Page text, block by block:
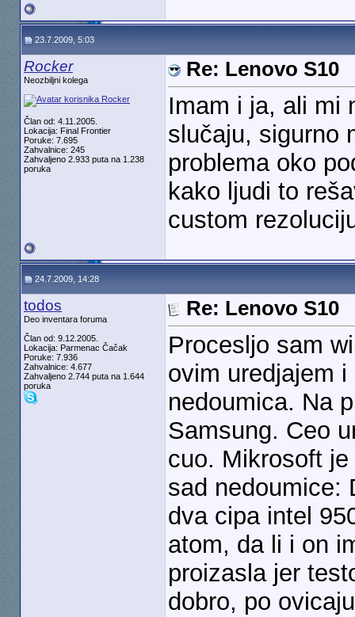
23.7.2009, 5:03
Rocker
Neozbiljni kolega
Član od: 4.11.2005.
Lokacija: Final Frontier
Poruke: 7.695
Zahvalnice: 245
Zahvaljeno 2.933 puta na 1.238
poruka
Re: Lenovo S10
Imam i ja, ali mi
slučaju, sigurno
problema oko
kako ljudi to
custom
24.7.2009, 14:28
todos
Deo inventara foruma
Član od: 9.12.2005.
Lokacija: Parmenac Čačak
Poruke: 7.936
Zahvalnice: 4.677
Zahvaljeno 2.744 puta na 1.644
poruka
Re: Lenovo S10
Procesljo sam
ovim uredjajem
nedoumica. Na
Samsung. Ceo
cuo. Mikrosoft
sad nedoumice:
dva cipa intel
atom, da li i on
proizasla jer
dobro, po